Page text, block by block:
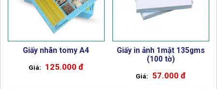
Giấy nhãn tomy A4
125.000 đ
Giấy in ảnh 1mặt 135gms
(100 tờ)
57.000 đ